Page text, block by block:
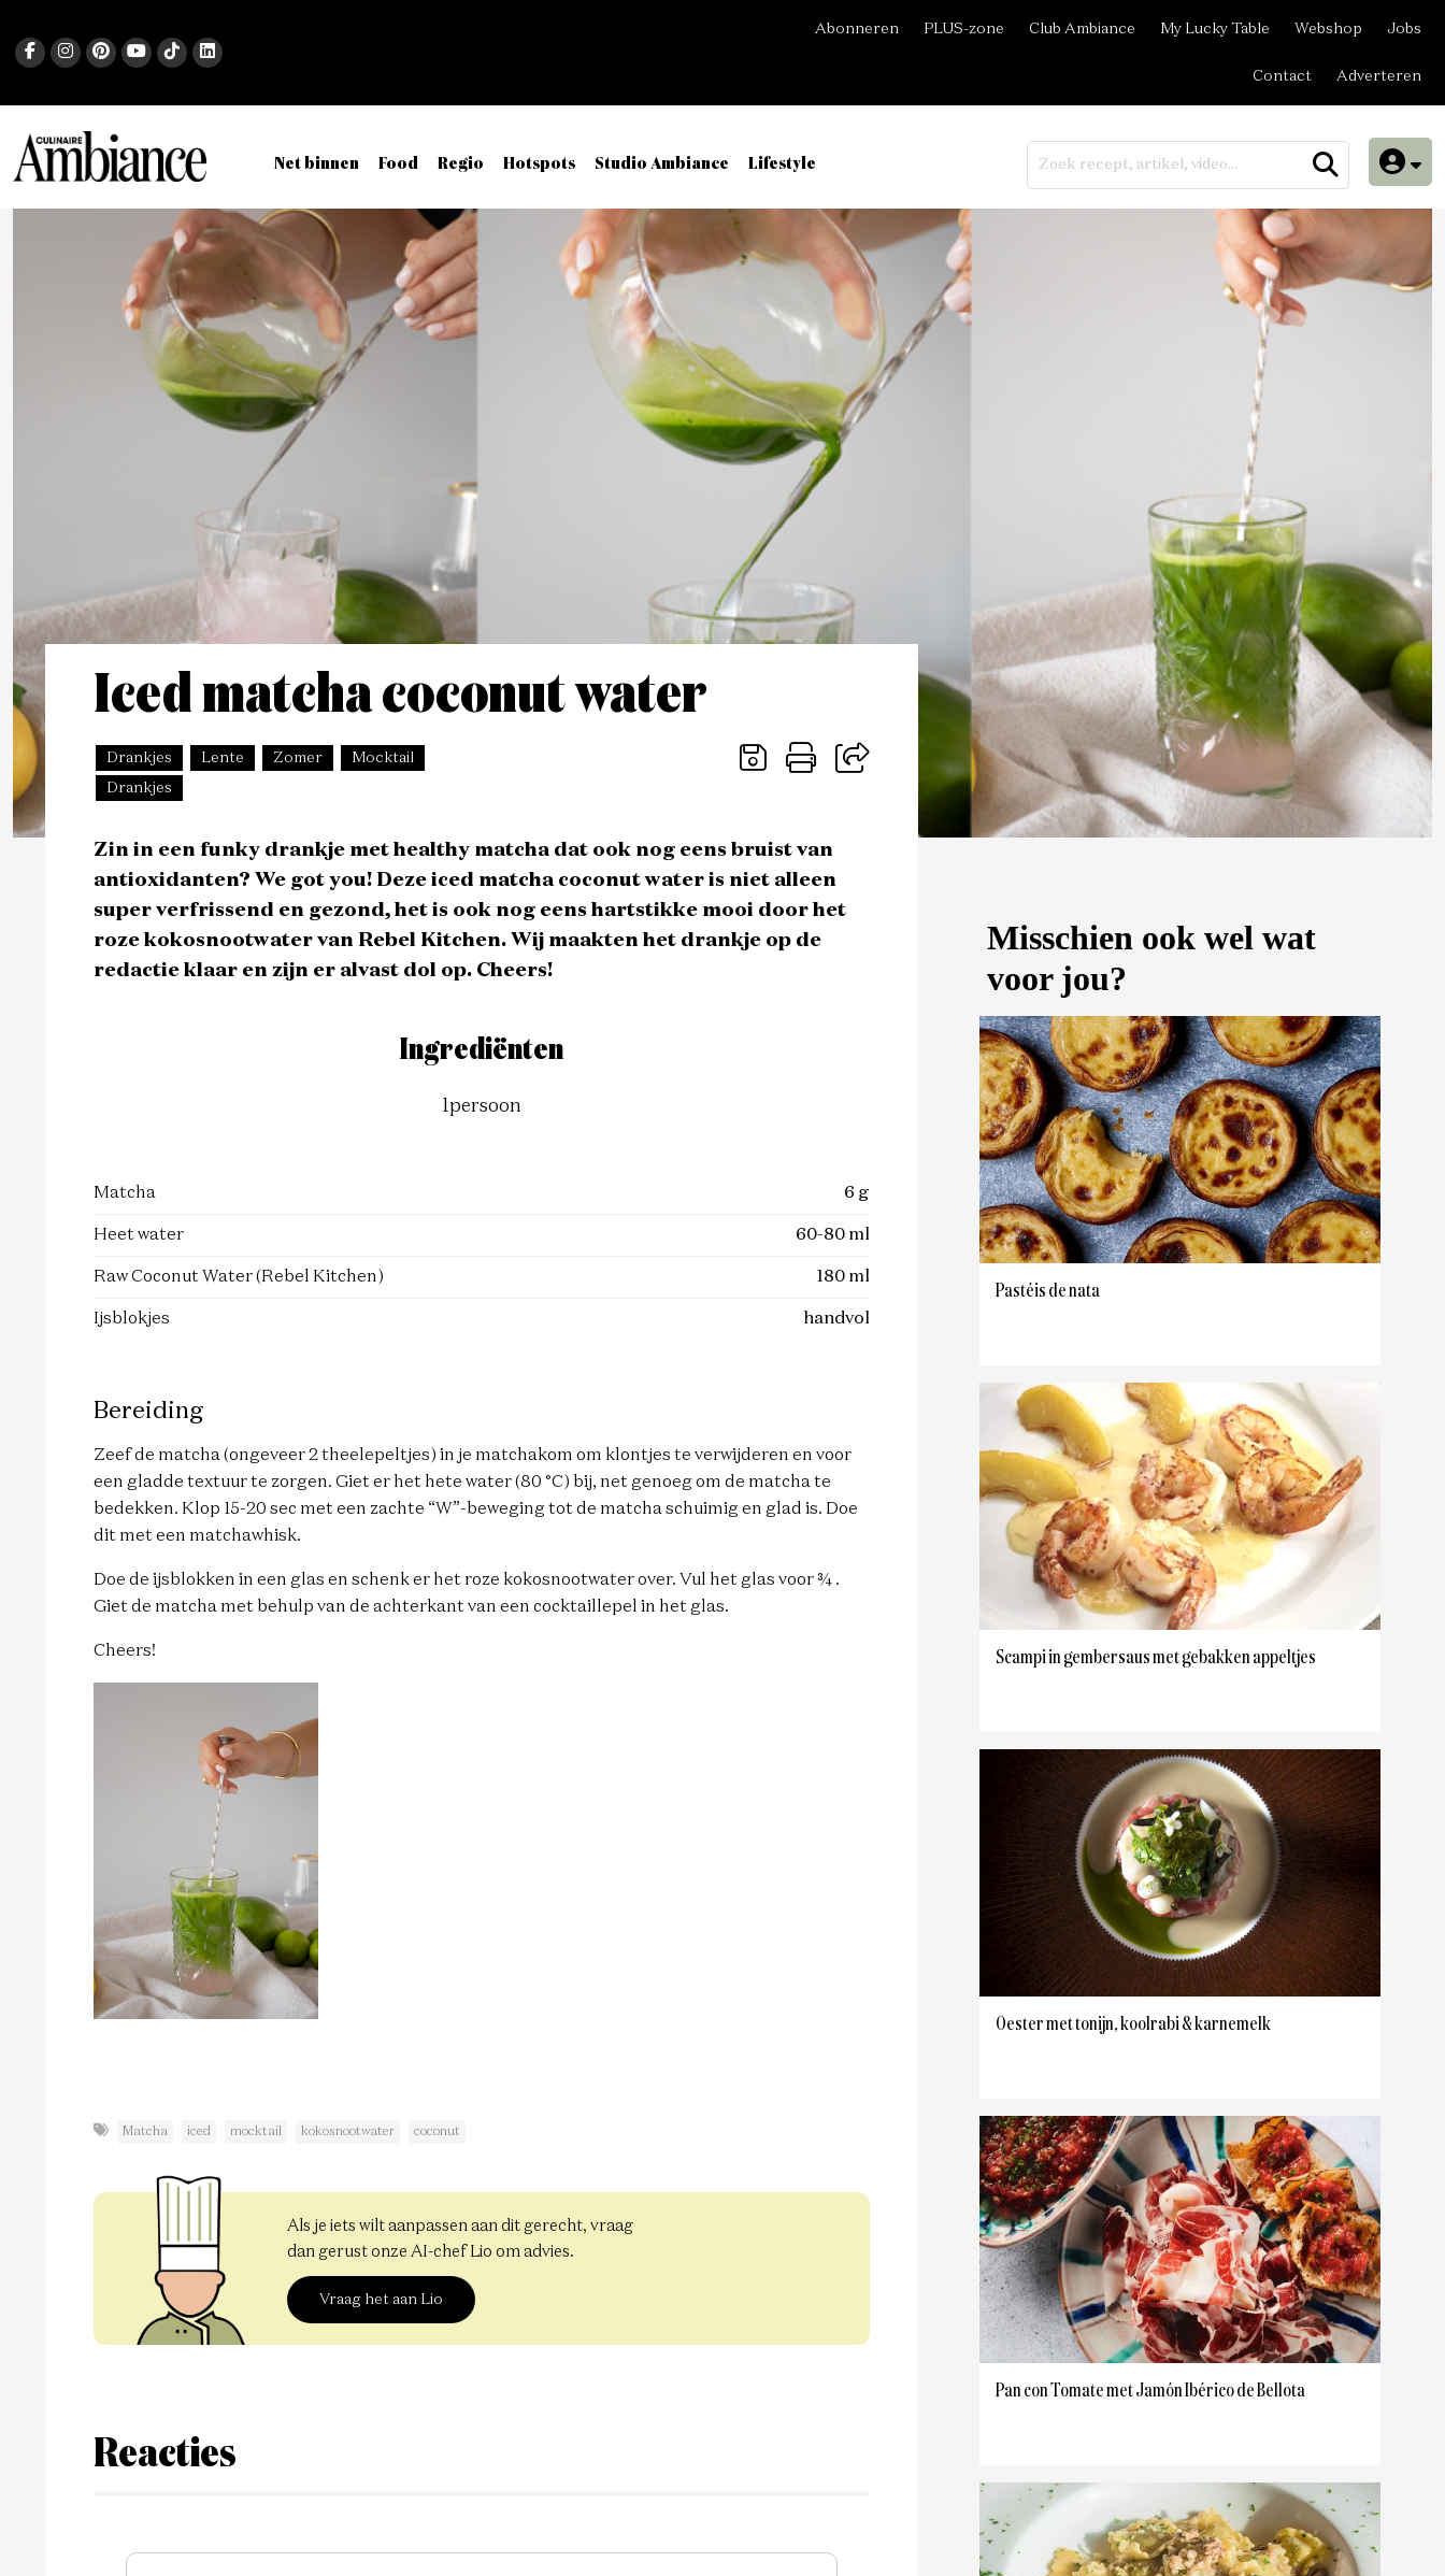
Abonneren PLUS-zone Club Ambiance My Lucky Table Webshop Jobs
Contact Adverteren
Net binnen Food Regio Hotspots Studio Ambiance Lifestyle
Iced matcha coconut water
Drankjes Lente Zomer
Mocktail
Drankjes
Zin in een funky drankje met healthy matcha dat ook nog eens bruist van
antioxidanten? We got you! Deze iced matcha coconut water is niet alleen
super verfrissend en gezond, het is ook nog eens hartstikke mooi door het
roze kokosnootwater van Rebel Kitchen. Wij maakten het drankje op de
redactie klaar en zijn er alvast dol op. Cheers!
Ingrediënten
persoon
Matcha 6 g
Heet water 60-80 ml
Raw Coconut Water (Rebel Kitchen) 180 ml
Ijsblokjes handvol
Bereiding
Zeef de matcha (ongeveer 2 theelepeltjes) in je matchakom om klontjes te verwijderen en voor
een gladde textuur te zorgen. Giet er het hete water (80 °C) bij, net genoeg om de matcha te
bedekken. Klop 15-20 sec met een zachte “W”-beweging tot de matcha schuimig en glad is. Doe
dit met een matchawhisk.
Doe de ijsblokken in een glas en schenk er het roze kokosnootwater over. Vul het glas voor ¾ .
Giet de matcha met behulp van de achterkant van een cocktaillepel in het glas.
Cheers!
Matcha iced mocktail kokosnootwater coconut
Als je iets wilt aanpassen aan dit gerecht, vraag
dan gerust onze AI-chef Lio om advies.
Vraag het aan Lio
Reacties
Misschien ook wel wat
voor jou?
Pastéis de nata
Scampi in gembersaus met gebakken appeltjes
Oester met tonijn, koolrabi & karnemelk
Pan con Tomate met Jamón Ibérico de Bellota